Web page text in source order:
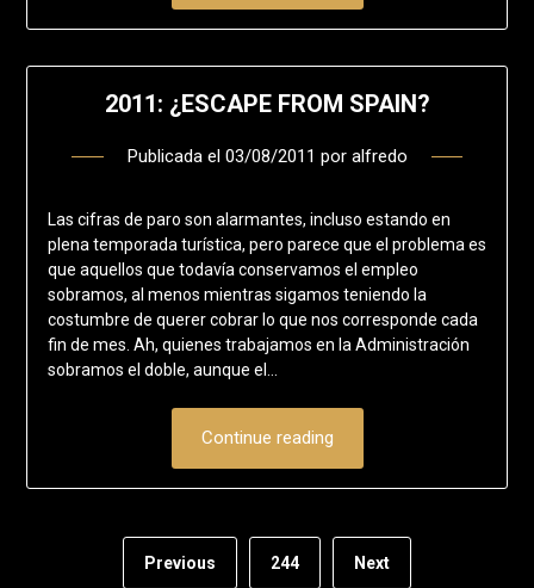
2011: ¿ESCAPE FROM SPAIN?
Publicada el 03/08/2011 por alfredo
Las cifras de paro son alarmantes, incluso estando en
plena temporada turística, pero parece que el problema es
que aquellos que todavía conservamos el empleo
sobramos, al menos mientras sigamos teniendo la
costumbre de querer cobrar lo que nos corresponde cada
fin de mes. Ah, quienes trabajamos en la Administración
sobramos el doble, aunque el…
Continue reading
Previous 244 Next